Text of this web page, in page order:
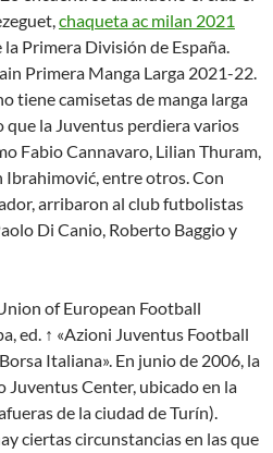
chaqueta ac milan 2021
Primera División de España.
Primera Manga Larga 2021-22.
tiene camisetas de manga larga
que la Juventus perdiera varios
Fabio Cannavaro, Lilian Thuram,
entre otros. Con
arribaron al club futbolistas
Di Canio, Roberto Baggio y
of European Football
ed. ↑ «Azioni Juventus Football
Italiana». En junio de 2006, la
Juventus Center, ubicado en la
de la ciudad de Turín).
ciertas circunstancias en las que